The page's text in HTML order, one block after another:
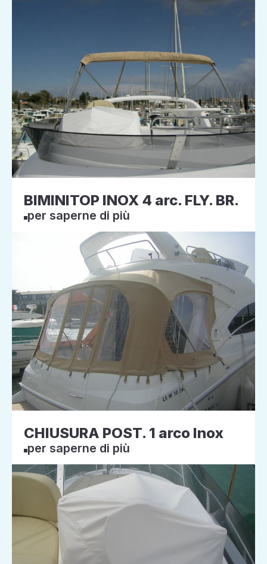
BIMINITOP INOX 4 arc. FLY. BR.
per saperne di più
CHIUSURA POST. 1 arco Inox
per saperne di più